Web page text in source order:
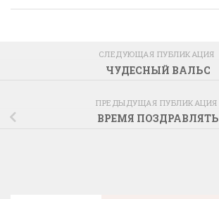
СЛЕДУЮЩАЯ ПУБЛИКАЦИЯ
ЧУДЕСНЫЙ ВАЛЬС
ПРЕДЫДУЩАЯ ПУБЛИКАЦИЯ
ВРЕМЯ ПОЗДРАВЛЯТЬ